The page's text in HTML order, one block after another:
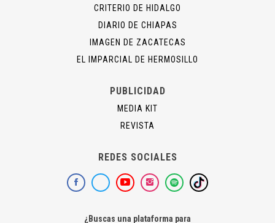
CRITERIO DE HIDALGO
DIARIO DE CHIAPAS
IMAGEN DE ZACATECAS
EL IMPARCIAL DE HERMOSILLO
PUBLICIDAD
MEDIA KIT
REVISTA
REDES SOCIALES
¿Buscas una plataforma para